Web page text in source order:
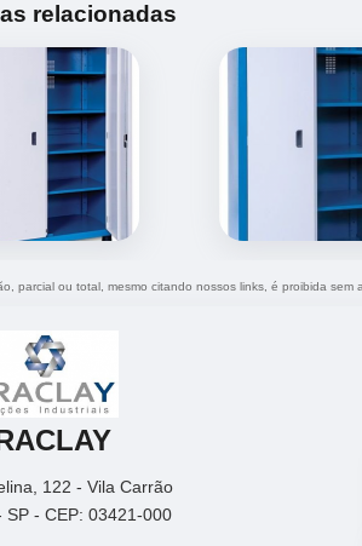
relacionadas
parcial ou total, mesmo citando nossos links, é proibida
122 - Vila Carrão
SP - CEP: 03421-000